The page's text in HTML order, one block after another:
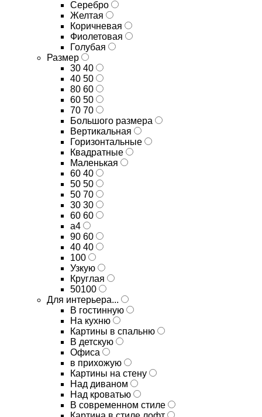
Серебро
Желтая
Коричневая
Фиолетовая
Голубая
Размер
30 40
40 50
80 60
60 50
70 70
Большого размера
Вертикальная
Горизонтальные
Квадратные
Маленькая
60 40
50 50
50 70
30 30
60 60
а4
90 60
40 40
100
Узкую
Круглая
50100
Для интерьера...
В гостинную
На кухню
Картины в спальню
В детскую
Офиса
в прихожую
Картины на стену
Над диваном
Над кроватью
В современном стиле